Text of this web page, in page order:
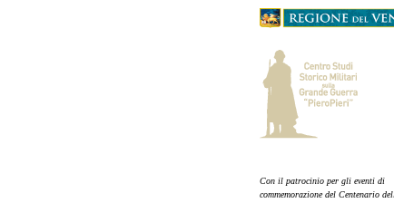
Con il patrocinio per gli eventi di
commemorazione del Centenario